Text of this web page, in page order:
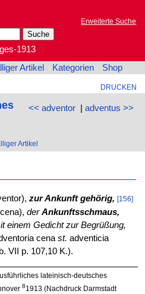
Erweiterte Suche
1913
Artikel Kategorien Shop
DRUCKEN
<< adventor| adventus >>
Artikel
zur Ankunft gehörig, [156]
der Ankunftsschmaus,
einem Gedicht zur Begrüßung,
cenast. adventicia
VII p. 107,10 K.).
lateinisch-deutsches
81913 (Nachdruck Darmstadt